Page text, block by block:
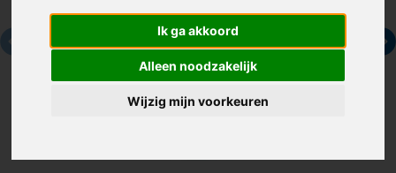
Ik ga akkoord
Alleen noodzakelijk
Wijzig mijn voorkeuren